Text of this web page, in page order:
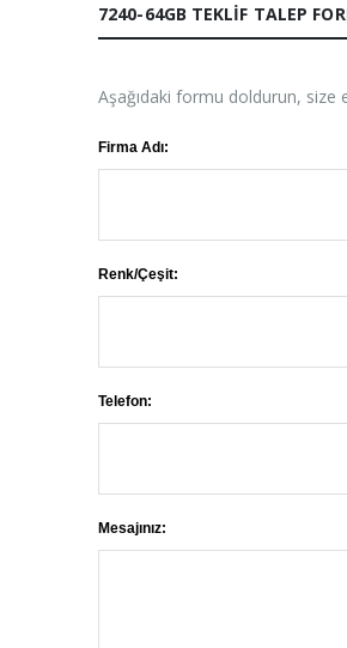
7240-64GB TEKLIF TALEP
Aşağıdaki formu doldurun, size
Firma Adı:
Renk/Çeşit:
Telefon:
Mesajınız: